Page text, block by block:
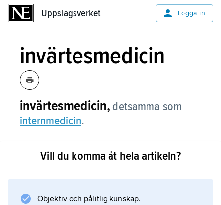
Uppslagsverket Logga in
invärtesmedicin
invärtesmedicin, detsamma som
internmedicin.
Vill du komma åt hela artikeln?
Objektiv och pålitlig kunskap.